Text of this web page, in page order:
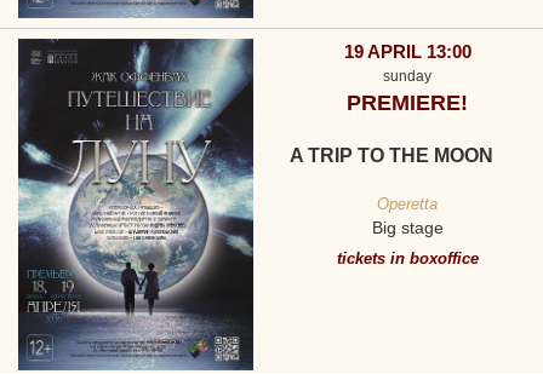
19 APRIL 13:00
sunday
PREMIERE!
A TRIP TO THE MOON
Operetta
Big stage
tickets in boxoffice